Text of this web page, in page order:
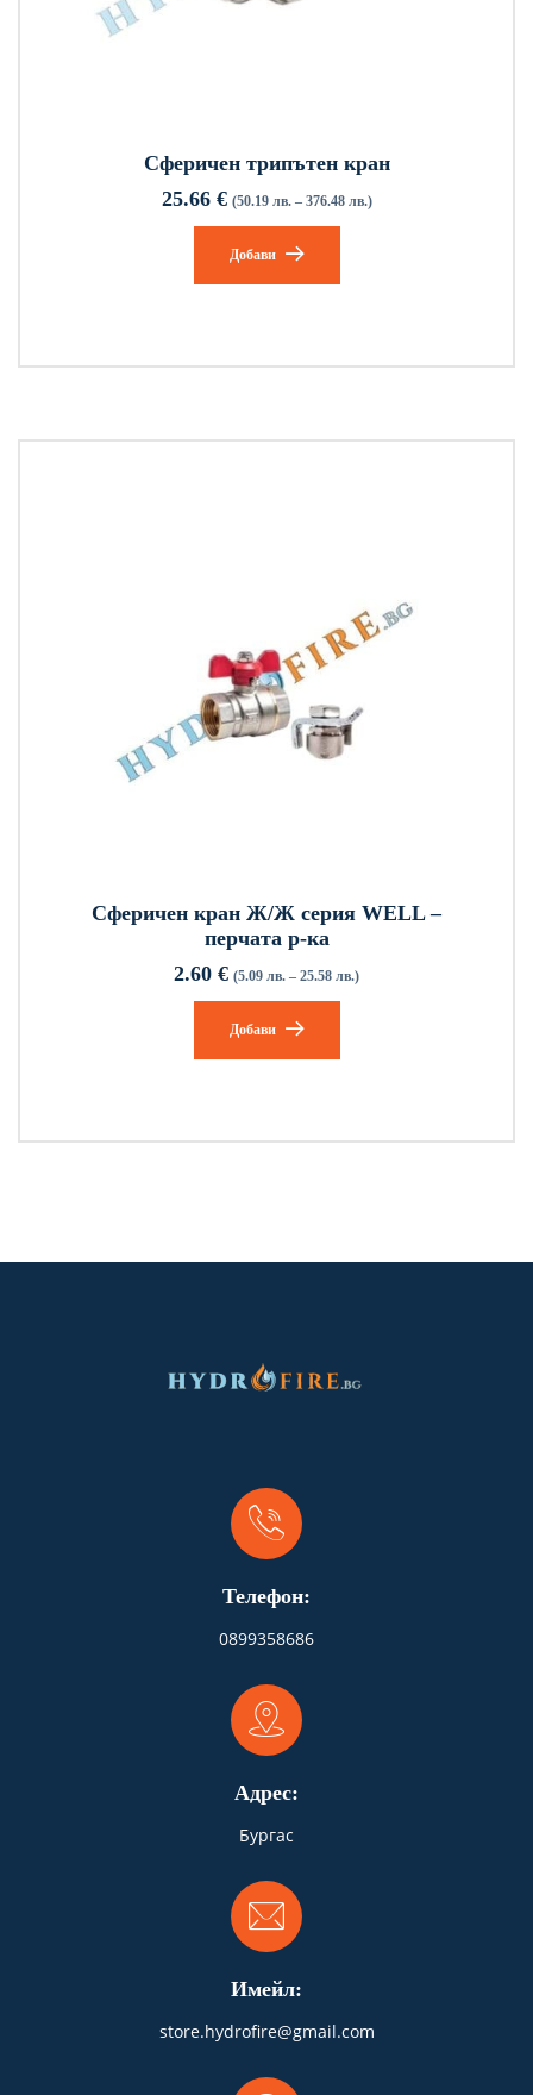
Сферичен трипътен кран
25.66 € (50.19 лв. – 376.48 лв.)
Добави
Сферичен кран Ж/Ж серия WELL –
перчата р-ка
2.60 € (5.09 лв. – 25.58 лв.)
Добави
Телефон:
0899358686
Адрес:
Бургас
Имейл:
store.hydrofire@gmail.com